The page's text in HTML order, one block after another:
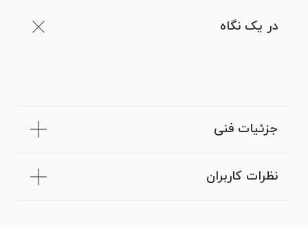
در یک نگاه
جزئیات فنی
نظرات کاربران